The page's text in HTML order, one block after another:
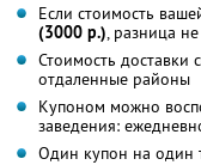
Если стоимость
(3000 р.), разница
Стоимость доставки
отдаленные районы
Купоном можно
заведения:
Один купон на один